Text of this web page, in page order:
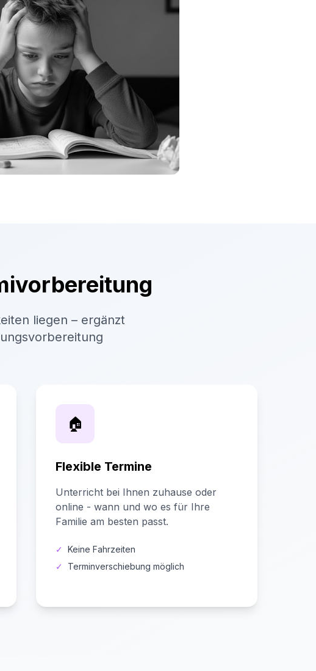
liegen – ergänzt
🏠
Flexible Termine
Unterricht bei Ihnen zuhause oder
online - wann und wo es für Ihre
Familie am besten passt.
✓
Keine Fahrzeiten
✓
Terminverschiebung möglich